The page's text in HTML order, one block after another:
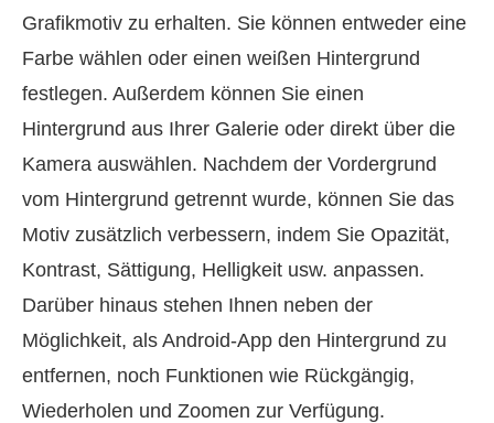
Grafikmotiv zu erhalten. Sie können entweder eine
Farbe wählen oder einen weißen Hintergrund
festlegen. Außerdem können Sie einen
Hintergrund aus Ihrer Galerie oder direkt über die
Kamera auswählen. Nachdem der Vordergrund
vom Hintergrund getrennt wurde, können Sie das
Motiv zusätzlich verbessern, indem Sie Opazität,
Kontrast, Sättigung, Helligkeit usw. anpassen.
Darüber hinaus stehen Ihnen neben der
Möglichkeit, als Android‑App den Hintergrund zu
entfernen, noch Funktionen wie Rückgängig,
Wiederholen und Zoomen zur Verfügung.